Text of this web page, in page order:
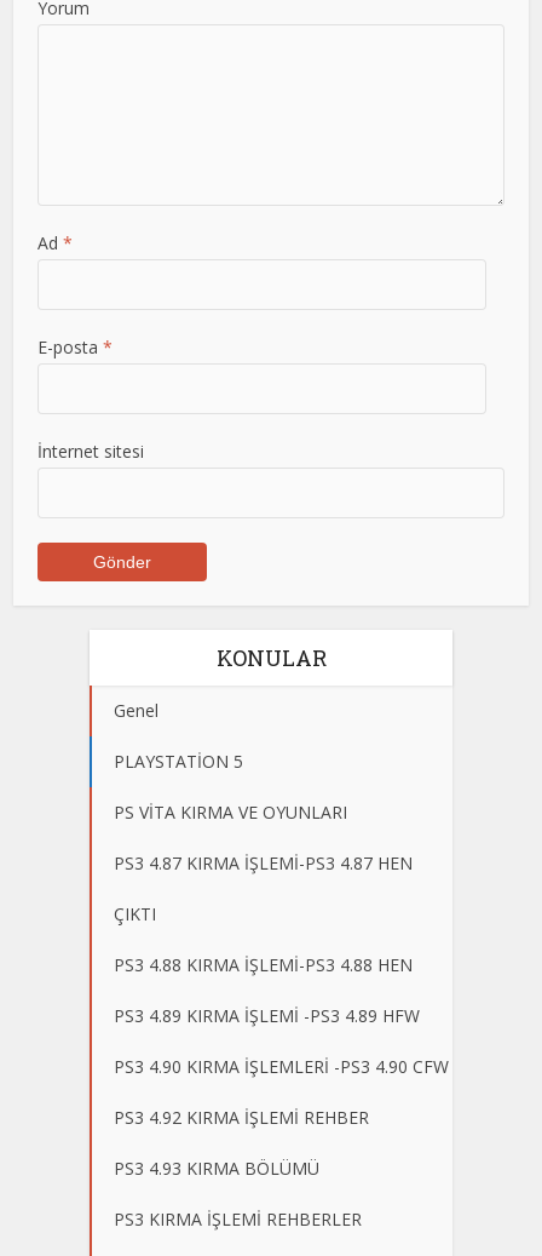
Yorum
Ad*
E-posta*
İnternet sitesi
KONULAR
Genel
PLAYSTATİON 5
PS VİTA KIRMA VE OYUNLARI
PS3 4.87 KIRMA İŞLEMİ-PS3 4.87 HEN
ÇIKTI
PS3 4.88 KIRMA İŞLEMİ-PS3 4.88 HEN
PS3 4.89 KIRMA İŞLEMİ -PS3 4.89 HFW
PS3 4.90 KIRMA İŞLEMLERİ -PS3 4.90 CFW
PS3 4.92 KIRMA İŞLEMİ REHBER
PS3 4.93 KIRMA BÖLÜMÜ
PS3 KIRMA İŞLEMİ REHBERLER